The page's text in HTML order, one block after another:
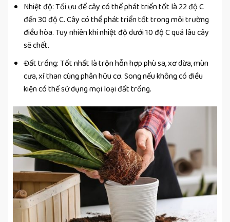
Nhiệt độ: Tối ưu để cây có thể phát triển tốt là 22 độ C
đến 30 độ C. Cây có thể phát triển tốt trong môi trường
điều hòa. Tuy nhiên khi nhiệt độ dưới 10 độ C quá lâu cây
sẽ chết.
Đất trồng: Tốt nhất là trộn hỗn hợp phù sa, xơ dừa, mùn
cưa, xỉ than cùng phân hữu cơ. Song nếu không có điều
kiện có thể sử dụng mọi loại đất trồng.